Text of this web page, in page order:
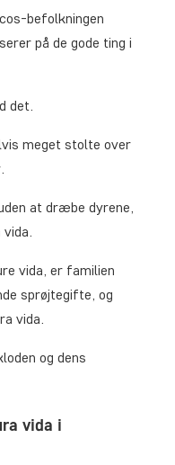
befolkningen
på de gode ting i
det.
meget stolte over
at dræbe dyrene,
vida, er familien
sprøjtegifte, og
vida.
og dens
vida i